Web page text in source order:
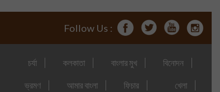
Follow Us :
চর্যা কলকাতা বাংলার মুখ বিনোদন
ভ্রমণ আমার বাংলা ফিচার খেলা